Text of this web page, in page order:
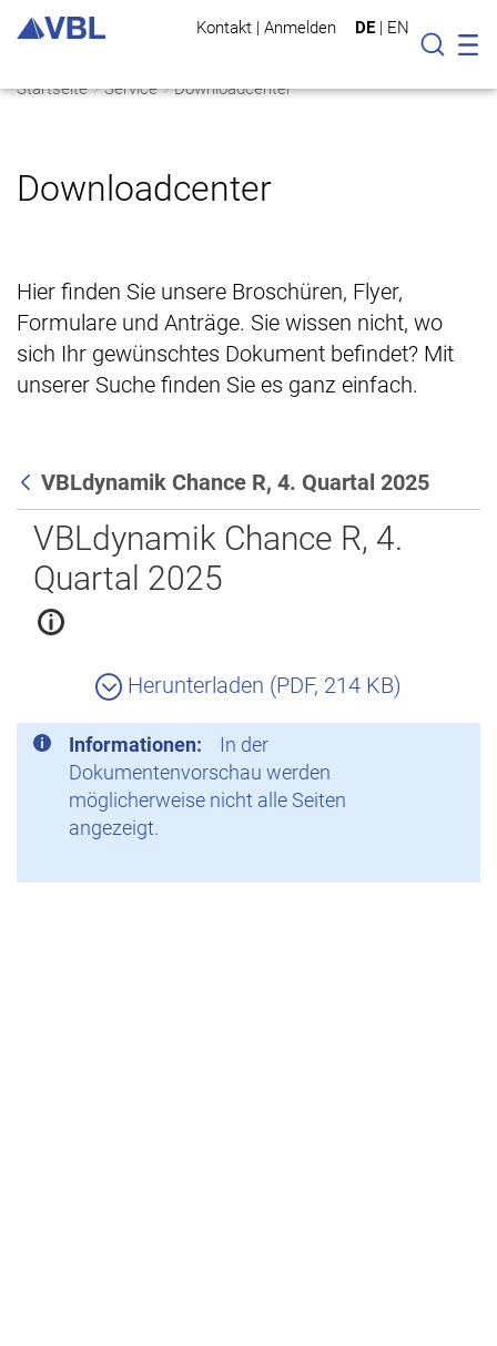
Kontakt | Anmelden DE | EN
Suche
Startseite Service Downloadcenter
Downloadcenter
Hier finden Sie unsere Broschüren, Flyer,
Formulare und Anträge. Sie wissen nicht, wo
sich Ihr gewünschtes Dokument befindet? Mit
unserer Suche finden Sie es ganz einfach.
Zurück
VBLdynamik Chance R, 4. Quartal 2025
VBLdynamik Chance R, 4.
Quartal 2025
Herunterladen (PDF, 214 KB)
Informationen:
In der
Dokumentenvorschau werden
möglicherweise nicht alle Seiten
angezeigt.